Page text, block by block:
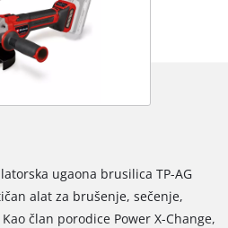
ugaona brusilica TP-AG
alat za brušenje, sečenje,
član porodice Power X-Change,